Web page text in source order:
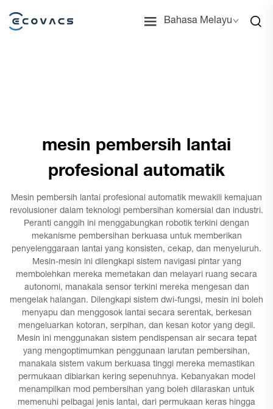
Bahasa Melayu
mesin pembersih lantai
profesional automatik
Mesin pembersih lantai profesional automatik mewakili kemajuan
revolusioner dalam teknologi pembersihan komersial dan industri.
Peranti canggih ini menggabungkan robotik terkini dengan
mekanisme pembersihan berkuasa untuk memberikan
penyelenggaraan lantai yang konsisten, cekap, dan menyeluruh.
Mesin-mesin ini dilengkapi sistem navigasi pintar yang
membolehkan mereka memetakan dan melayari ruang secara
autonomi, manakala sensor terkini mereka mengesan dan
mengelak halangan. Dilengkapi sistem dwi-fungsi, mesin ini boleh
menyapu dan menggosok lantai secara serentak, berkesan
mengeluarkan kotoran, serpihan, dan kesan kotor yang degil.
Mesin ini menggunakan sistem pendispensan air secara tepat
yang mengoptimumkan penggunaan larutan pembersihan,
manakala sistem vakum berkuasa tinggi mereka memastikan
permukaan dibiarkan kering sepenuhnya. Kebanyakan model
menampilkan mod pembersihan yang boleh dilaraskan untuk
memenuhi pelbagai jenis lantai, dari permukaan keras hingga